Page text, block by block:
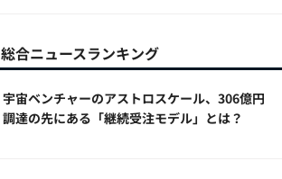
総合ニュースランキング
宇宙ベンチャーのアストロスケール、306億円
調達の先にある「継続受注モデル」とは？